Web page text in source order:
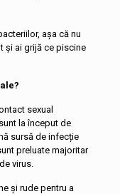
așa că nu
și ai grijă ce piscine
sexual
la început de
sursă de infecție
preluate majoritar
virus.
și rude pentru a